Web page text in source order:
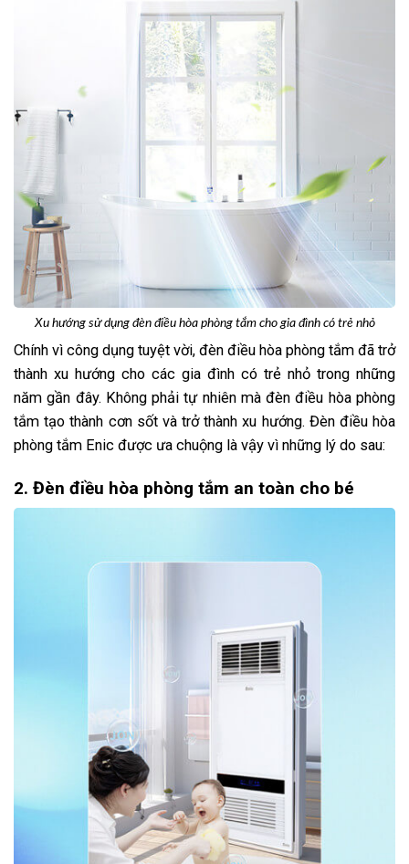
Xu hướng sử dụng đèn điều hòa phòng tắm cho gia đình có trẻ nhỏ
Chính vì công dụng tuyệt vời, đèn điều hòa phòng tắm đã trở
thành xu hướng cho các gia đình có trẻ nhỏ trong những
năm gần đây. Không phải tự nhiên mà đèn điều hòa phòng
tắm tạo thành cơn sốt và trở thành xu hướng. Đèn điều hòa
phòng tắm Enic được ưa chuộng là vậy vì những lý do sau:
2. Đèn điều hòa phòng tắm an toàn cho bé